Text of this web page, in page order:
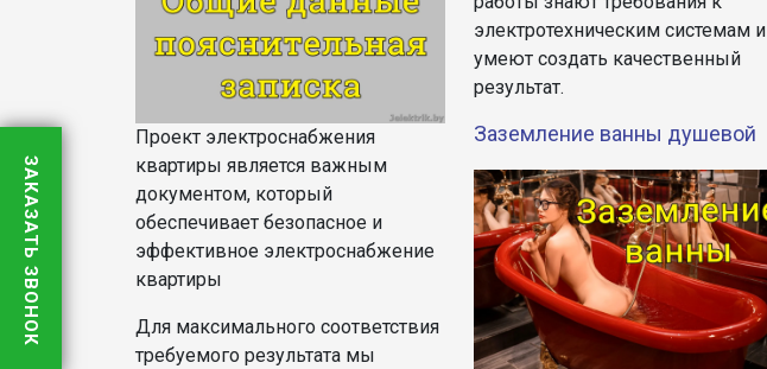
Проект электроснабжения
квартиры является важным
документом, который
обеспечивает безопасное и
эффективное электроснабжение
квартиры
Для максимального соответствия
требуемого результата мы
электротехническим системам и
умеют создать качественный
результат.
Заземление ванны душевой
ЗАКАЗАТЬ ЗВОНОК